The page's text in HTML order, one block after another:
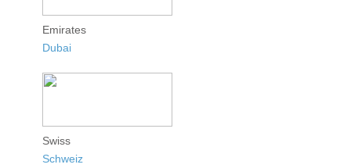
Emirates
Dubai
Swiss
Schweiz